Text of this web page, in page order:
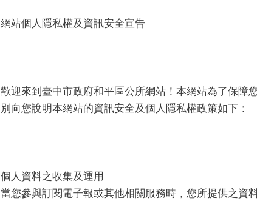
網站個人隱私權及資訊安全宣告
歡迎來到臺中市政府和平區公所網站！本網站為了保障
別向您說明本網站的資訊安全及個人隱私權政策如下：
個人資料之收集及運用
當您參與訂閱電子報或其他相關服務時，您所提供之資